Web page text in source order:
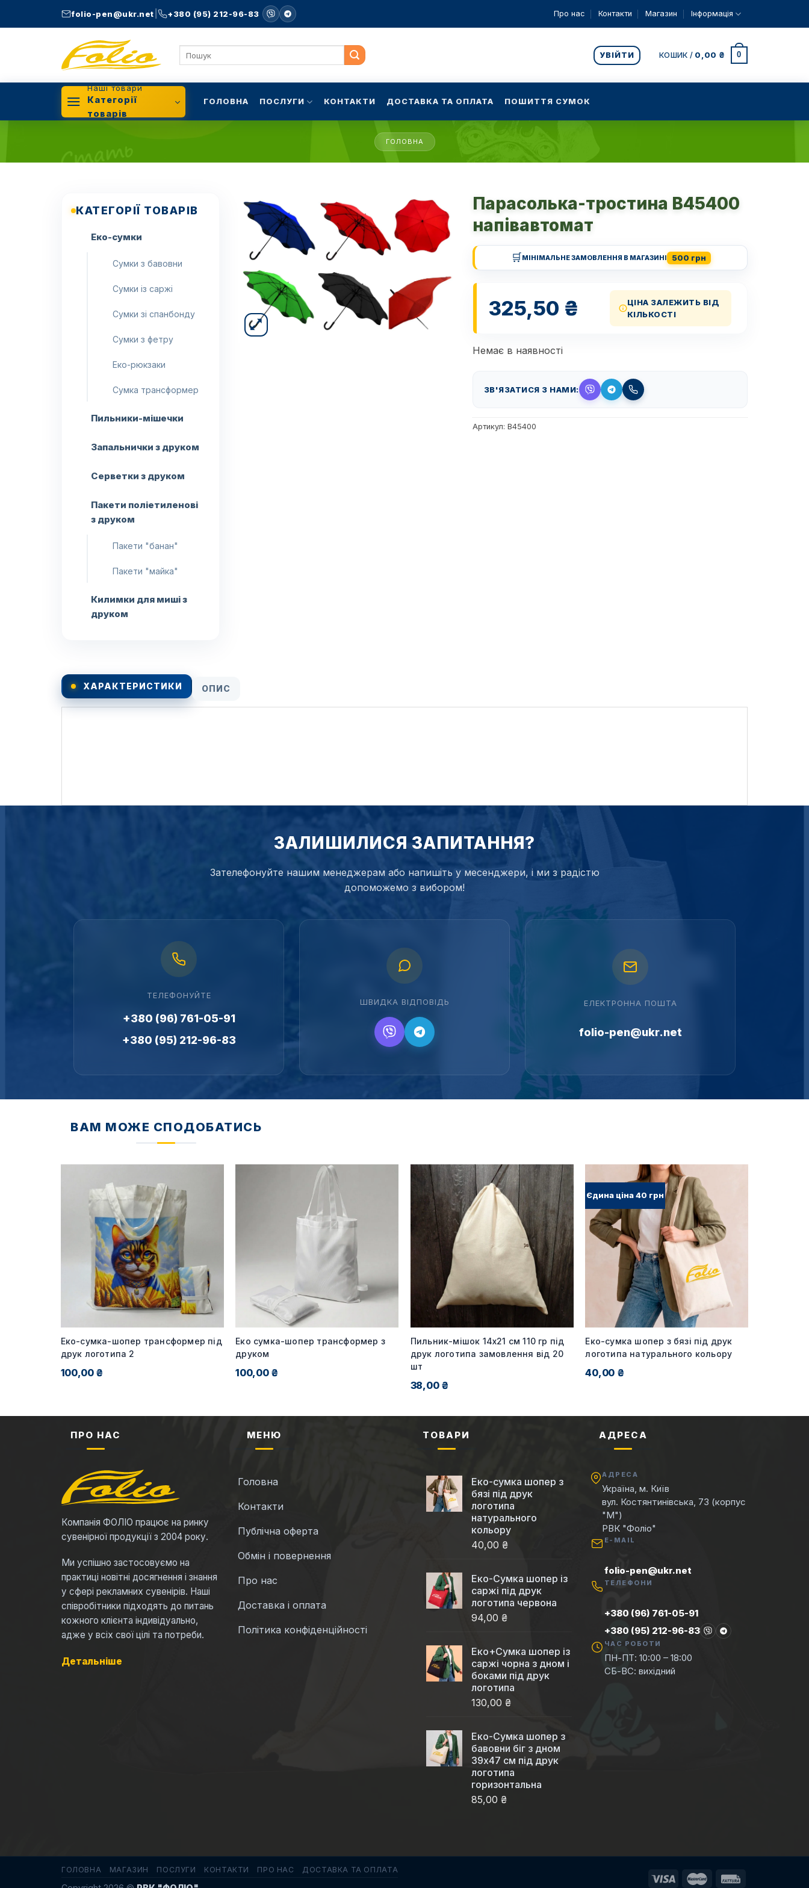
folio-pen@ukr.net +380 (95) 212-96-83 Про нас Контакти Магазин Інформація
УВІЙТИ КОШИК / 0,00 ₴ 0
Наші товари
Категорії
товарів
ГОЛОВНА ПОСЛУГИ КОНТАКТИ ДОСТАВКА ТА ОПЛАТА ПОШИТТЯ СУМОК
ГОЛОВНА
КАТЕГОРІЇ ТОВАРІВ
Еко-сумки
Сумки з бавовни
Сумки із саржі
Сумки зі спанбонду
Сумки з фетру
Еко-рюкзаки
Сумка трансформер
Пильники-мішечки
Запальнички з друком
Серветки з друком
Пакети поліетиленові
з друком
Пакети "банан"
Пакети "майка"
Килимки для миші з
друком
Парасолька-тростина B45400
напівавтомат
🛒МІНІМАЛЬНЕ ЗАМОВЛЕННЯ В МАГАЗИНІ 500 грн
325,50 ₴
ЦІНА ЗАЛЕЖИТЬ ВІД
КІЛЬКОСТІ
Немає в наявності
ЗВ'ЯЗАТИСЯ З НАМИ:
Артикул: B45400
ХАРАКТЕРИСТИКИ ОПИС
ЗАЛИШИЛИСЯ ЗАПИТАННЯ?
Зателефонуйте нашим менеджерам або напишіть у месенджери, і ми з радістю
допоможемо з вибором!
ТЕЛЕФОНУЙТЕ
+380 (96) 761-05-91
+380 (95) 212-96-83
ШВИДКА ВІДПОВІДЬ ЕЛЕКТРОННА ПОШТА
folio-pen@ukr.net
ВАМ МОЖЕ СПОДОБАТИСЬ
Еко-сумка-шопер трансформер під
друк логотипа 2
100,00 ₴
Еко сумка-шопер трансформер з
друком
100,00 ₴
Пильник-мішок 14х21 см 110 гр під
друк логотипа замовлення від 20
шт
38,00 ₴
Єдина ціна 40 грн
Еко-сумка шопер з бязі під друк
логотипа натурального кольору
40,00 ₴
ПРО НАС
Компанія ФОЛІО працює на ринку
сувенірної продукції з 2004 року.
Ми успішно застосовуємо на
практиці новітні досягнення і знання
у сфері рекламних сувенірів. Наші
співробітники підходять до питань
кожного клієнта індивідуально,
адже у всіх свої цілі та потреби.
Детальніше
МЕНЮ
Головна
Контакти
Публічна оферта
Обмін і повернення
Про нас
Доставка і оплата
Політика конфіденційності
ТОВАРИ
Еко-сумка шопер з
бязі під друк
логотипа
натурального
кольору
40,00 ₴
Еко-Cумка шопер із
саржі під друк
логотипа червона
94,00 ₴
Еко+Сумка шопер із
саржі чорна з дном і
боками під друк
логотипа
130,00 ₴
Еко-Сумка шопер з
бавовни біг з дном
39x47 см під друк
логотипа
горизонтальна
85,00 ₴
АДРЕСА
АДРЕСА
Україна, м. Київ
вул. Костянтинівська, 73 (корпус
"М")
РВК "Фоліо"
E-MAIL
folio-pen@ukr.net
ТЕЛЕФОНИ
+380 (96) 761-05-91
+380 (95) 212-96-83
ЧАС РОБОТИ
ПН-ПТ: 10:00 – 18:00
СБ-ВС: вихідний
ГОЛОВНА МАГАЗИН ПОСЛУГИ КОНТАКТИ ПРО НАС ДОСТАВКА ТА ОПЛАТА